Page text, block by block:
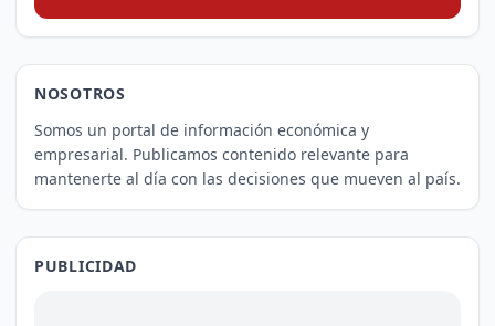
NOSOTROS
Somos un portal de información económica y
empresarial. Publicamos contenido relevante para
mantenerte al día con las decisiones que mueven al país.
PUBLICIDAD